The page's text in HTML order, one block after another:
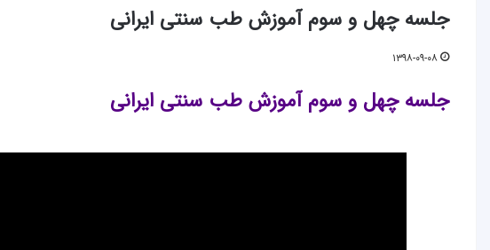
جلسه چهل و سوم آموزش طب سنتی ایرانی
۱۳۹۸-۰۹-۰۸
جلسه چهل و سوم آموزش طب سنتی ایرانی